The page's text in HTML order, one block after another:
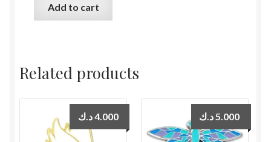
Add to cart
Related products
4.000د.ك 5.000د.ك